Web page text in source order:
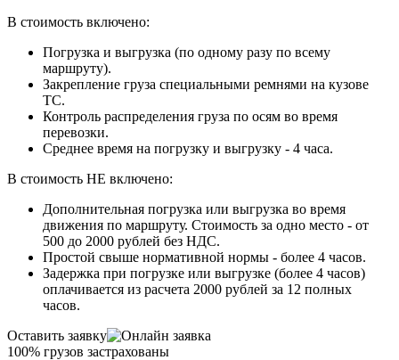
В стоимость включено:
Погрузка и выгрузка (по одному разу по всему
маршруту).
Закрепление груза специальными ремнями на кузове
ТС.
Контроль распределения груза по осям во время
перевозки.
Среднее время на погрузку и выгрузку - 4 часа.
В стоимость НЕ включено:
Дополнительная погрузка или выгрузка во время
движения по маршруту. Стоимость за одно место - от
500 до 2000 рублей без НДС.
Простой свыше нормативной нормы - более 4 часов.
Задержка при погрузке или выгрузке (более 4 часов)
оплачивается из расчета 2000 рублей за 12 полных
часов.
Оставить заявку
100% грузов застрахованы